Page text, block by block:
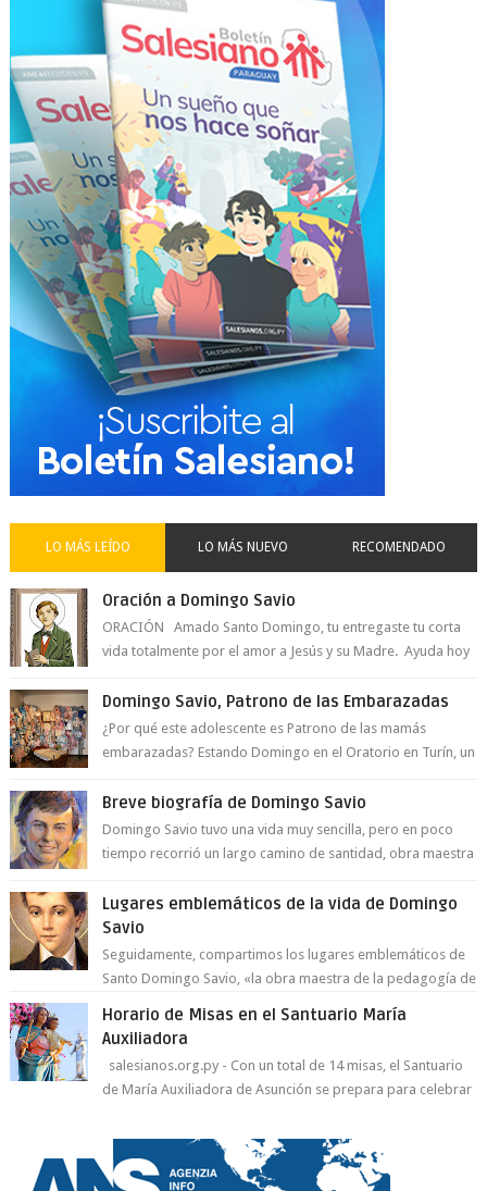
LO MÁS LEÍDO LO MÁS NUEVO RECOMENDADO
Oración a Domingo Savio
ORACIÓN Amado Santo Domingo, tu entregaste tu corta
vida totalmente por el amor a Jesús y su Madre. Ayuda hoy
Domingo Savio, Patrono de las Embarazadas
¿Por qué este adolescente es Patrono de las mamás
embarazadas? Estando Domingo en el Oratorio en Turín, un
Breve biografía de Domingo Savio
Domingo Savio tuvo una vida muy sencilla, pero en poco
tiempo recorrió un largo camino de santidad, obra maestra
Lugares emblemáticos de la vida de Domingo
Savio
Seguidamente, compartimos los lugares emblemáticos de
Santo Domingo Savio, «la obra maestra de la pedagogía de
Horario de Misas en el Santuario María
Auxiliadora
salesianos.org.py - Con un total de 14 misas, el Santuario
de María Auxiliadora de Asunción se prepara para celebrar